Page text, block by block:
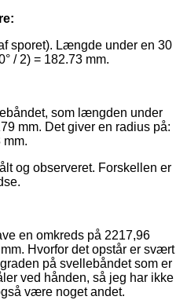
sporet). Længde under en 30
/ 2) = 182.73 mm.
som længden under
mm. Det giver en radius på:
mm.
og observeret. Forskellen er
en omkreds på 2217,96
Hvorfor det opstår er svært
på svellebåndet som er
ved hånden, så jeg har ikke
være noget andet.